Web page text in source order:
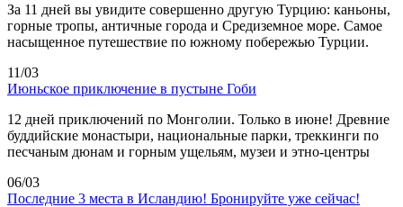
За 11 дней вы увидите совершенно другую Турцию: каньоны,
горные тропы, античные города и Средиземное море. Самое
насыщенное путешествие по южному побережью Турции.
11/03
Июньское приключение в пустыне Гоби
12 дней приключений по Монголии. Только в июне! Древние
буддийские монастыри, национальные парки, треккинги по
песчаным дюнам и горным ущельям, музеи и этно-центры
06/03
Последние 3 места в Исландию! Бронируйте уже сейчас!